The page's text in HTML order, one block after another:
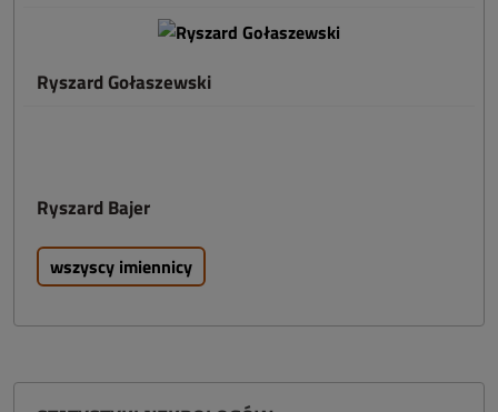
Ryszard Gołaszewski
Ryszard Bajer
wszyscy imiennicy